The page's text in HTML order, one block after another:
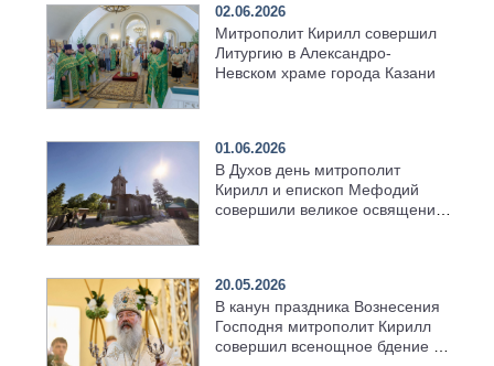
02.06.2026
Митрополит Кирилл совершил
Литургию в Александро-
Невском храме города Казани
01.06.2026
В Духов день митрополит
Кирилл и епископ Мефодий
совершили великое освящение
20.05.2026
В канун праздника Вознесения
Господня митрополит Кирилл
совершил всенощное бдение в